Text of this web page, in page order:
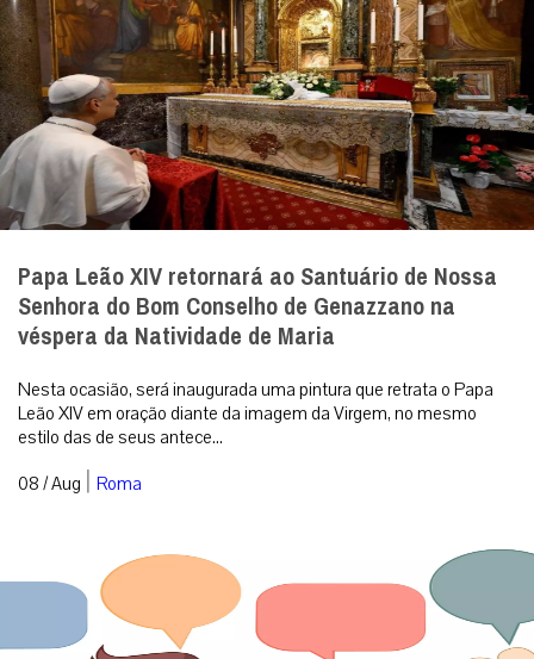
Nesta ocasião, será inaugurada uma pintura que retrata o Papa
Leão XIV em oração diante da imagem da Virgem, no mesmo
estilo das de seus antece...
08 / Aug |Roma
Uma língua que ninguém entende
A crise da linguagem moderna é, no fundo e na raiz, uma crise
estritamente espiritual. [caption id=”attachment_342989″
align=”aligncenter” width...
08 / Aug| Análise